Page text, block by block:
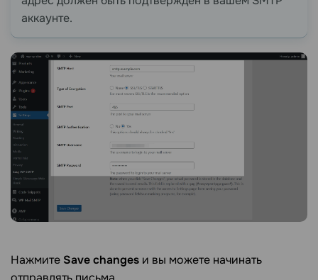
аккаунте.
Нажмите Save changes и вы можете начинать